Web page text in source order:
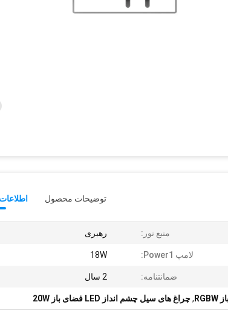
توضیحات محصول
منبع نور: رهبری
لامپ Power1: 18W
ضمانتنامه: 2 سال
,چراغ های سیل چشم انداز LED فضای باز 20W